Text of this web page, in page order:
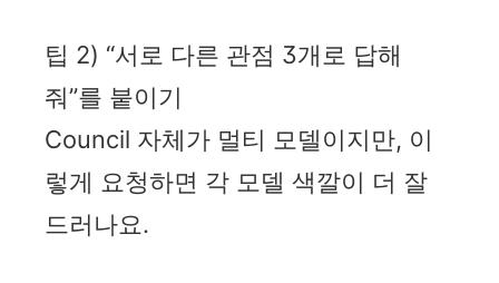
팁 2) “서로 다른 관점 3개로 답해
줘”를 붙이기
Council 자체가 멀티 모델이지만, 이
렇게 요청하면 각 모델 색깔이 더 잘
드러나요.